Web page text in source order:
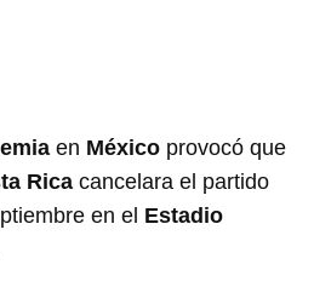
en México provocó que
Rica cancelara el partido
en el Estadio